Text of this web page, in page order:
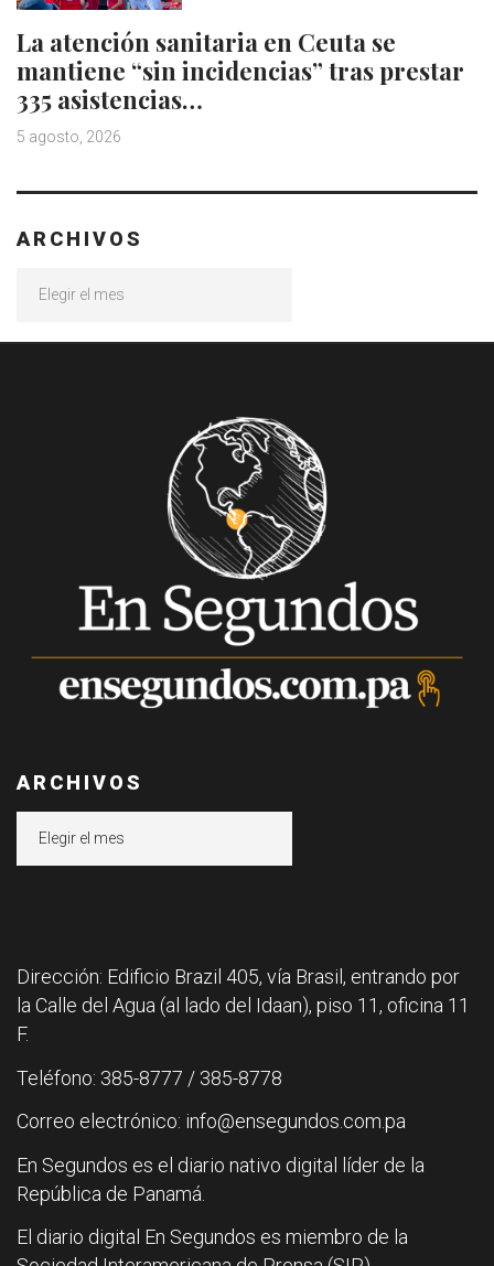
La atención sanitaria en Ceuta se
mantiene “sin incidencias” tras prestar
335 asistencias…
5 agosto, 2026
ARCHIVOS
ARCHIVOS
Dirección: Edificio Brazil 405, vía Brasil, entrando por
la Calle del Agua (al lado del Idaan), piso 11, oficina 11
F.
Teléfono: 385-8777 / 385-8778
Correo electrónico: info@ensegundos.com.pa
En Segundos es el diario nativo digital líder de la
República de Panamá.
El diario digital En Segundos es miembro de la